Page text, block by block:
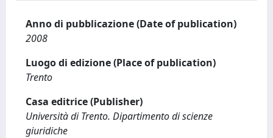
Anno di pubblicazione (Date of publication)
2008
Luogo di edizione (Place of publication)
Trento
Casa editrice (Publisher)
Università di Trento. Dipartimento di scienze
giuridiche